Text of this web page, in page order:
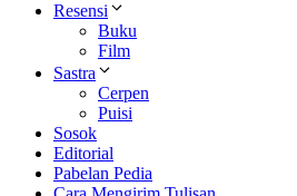
Resensi
Buku
Film
Sastra
Cerpen
Puisi
Sosok
Editorial
Pabelan Pedia